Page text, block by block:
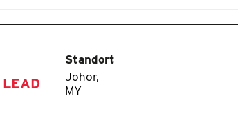
Standort
Johor,